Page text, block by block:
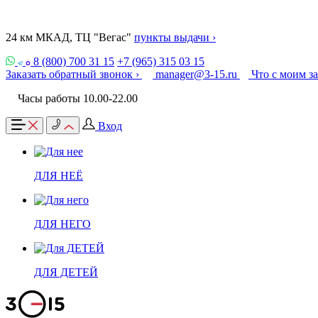
24 км МКАД, ТЦ "Вегас" пункты выдачи ›
8 (800) 700 31 15 +7 (965) 315 03 15
Заказать обратный звонок ›
manager@3-15.ru
Что с моим
Часы работы 10.00-22.00
Вход
ДЛЯ НЕЁ
ДЛЯ НЕГО
ДЛЯ ДЕТЕЙ